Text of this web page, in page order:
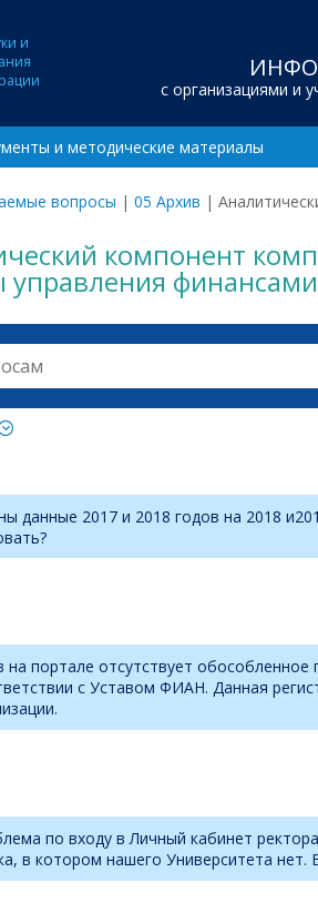
и
с организациями и
и методические материалы
вопросы | 05 Архив |
компонент
управления
данные 2017 и 2018 годов на 2018
портале отсутствует
с Уставом ФИАН. Данная
по входу в Личный кабинет
в котором нашего Университета